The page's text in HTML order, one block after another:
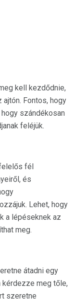
kell kezdődnie,
Fontos, hogy
szándékosan
feléjük.
fél
és
Lehet, hogy
a lépéseknek az
meg.
átadni egy
kérdezze meg tőle,
szeretne